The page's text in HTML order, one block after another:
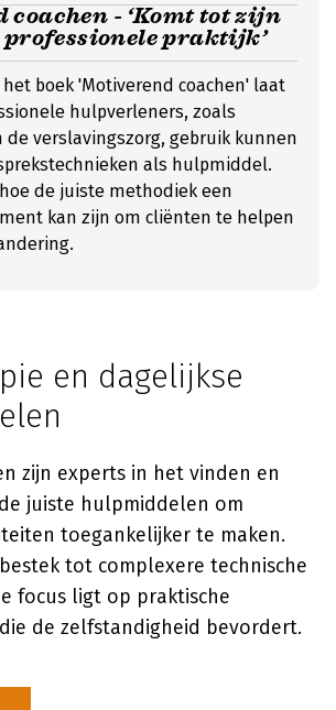
coachen - ‘Komt tot zijn
praktijk’
boek 'Motiverend coachen' laat
hulpverleners, zoals
verslavingszorg, gebruik kunnen
als hulpmiddel.
de juiste methodiek een
kan zijn om cliënten te helpen
en dagelijkse
zijn experts in het vinden en
juiste hulpmiddelen om
toegankelijker te maken.
tot complexere technische
focus ligt op praktische
de zelfstandigheid bevordert.